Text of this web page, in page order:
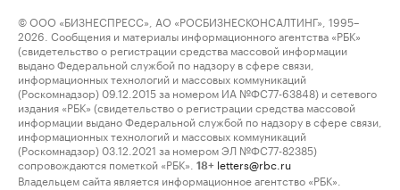
© ООО «БИЗНЕСПРЕСС», АО «РОСБИЗНЕСКОНСАЛТИНГ», 1995–
2026. Сообщения и материалы информационного агентства «РБК»
(свидетельство о регистрации средства массовой информации
выдано Федеральной службой по надзору в сфере связи,
информационных технологий и массовых коммуникаций
(Роскомнадзор) 09.12.2015 за номером ИА №ФС77-63848) и сетевого
издания «РБК» (свидетельство о регистрации средства массовой
информации выдано Федеральной службой по надзору в сфере связи,
информационных технологий и массовых коммуникаций
(Роскомнадзор) 03.12.2021 за номером ЭЛ №ФС77-82385)
сопровождаются пометкой «РБК».
18+ letters@rbc.ru
Владельцем сайта является информационное агентство «РБК».